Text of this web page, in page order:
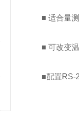
■ 适合量
■ 可改变
■配置RS-